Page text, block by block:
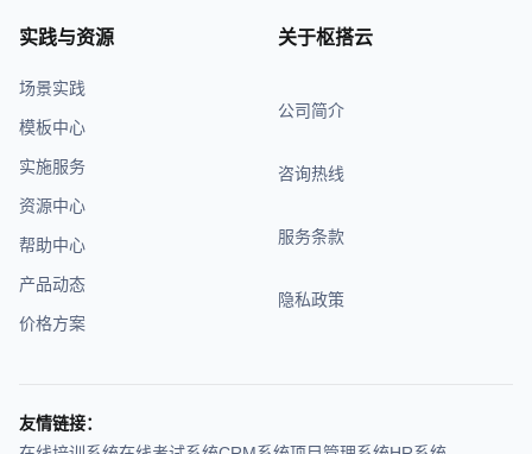
实践与资源
场景实践
模板中心
实施服务
资源中心
帮助中心
产品动态
价格方案
关于枢搭云
公司简介
咨询热线
服务条款
隐私政策
友情链接：